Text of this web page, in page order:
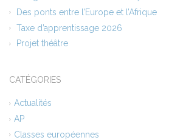
Des ponts entre l’Europe et l’Afrique
Taxe d’apprentissage 2026
Projet théâtre
CATÉGORIES
Actualités
AP
Classes européennes